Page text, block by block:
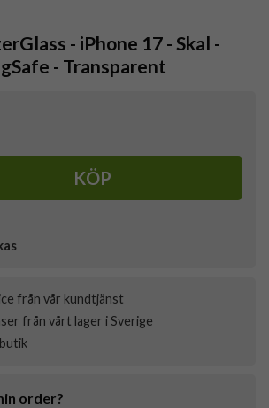
- iPhone 17 - Skal -
- Transparent
KÖP
från vår kundtjänst
från vårt lager i Sverige
order?